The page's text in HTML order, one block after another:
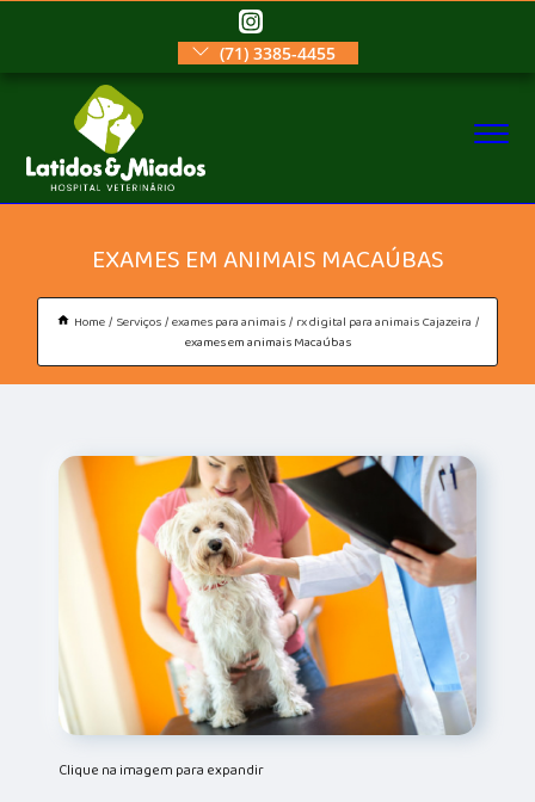
(71) 3385-4455
EXAMES EM ANIMAIS MACAÚBAS
Home Serviços exames para animais rx digital para animais Cajazeira
exames em animais Macaúbas
Clique na imagem para expandir